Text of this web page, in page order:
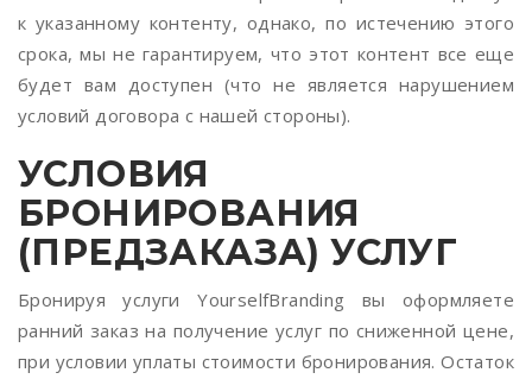
к указанному контенту, однако, по истечению этого
срока, мы не гарантируем, что этот контент все еще
будет вам доступен (что не является нарушением
условий договора с нашей стороны).
УСЛОВИЯ
БРОНИРОВАНИЯ
(ПРЕДЗАКАЗА) УСЛУГ
Бронируя услуги YourselfBranding вы оформляете
ранний заказ на получение услуг по сниженной цене,
при условии уплаты стоимости бронирования. Остаток